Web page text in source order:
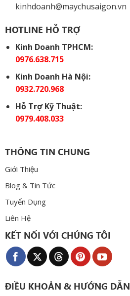
kinhdoanh@maychusaigon.vn
HOTLINE HỖ TRỢ
Kinh Doanh TPHCM:
0976.638.715
Kinh Doanh Hà Nội:
0932.720.968
Hỗ Trợ Kỹ Thuật:
0979.408.033
THÔNG TIN CHUNG
Giới Thiệu
Blog & Tin Tức
Tuyển Dụng
Liên Hệ
KẾT NỐI VỚI CHÚNG TÔI
ĐIỀU KHOẢN & HƯỚNG DẪN